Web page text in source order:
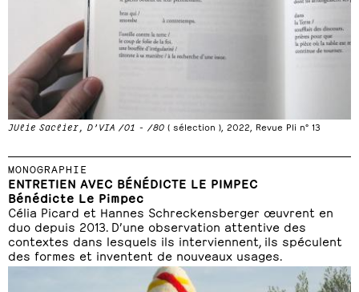
JUlie Saclier, D’VIA /01 - /80 ( sélection ), 2022, Revue Pli n° 13
MONOGRAPHIE
ENTRETIEN AVEC BÉNÉDICTE LE PIMPEC
Bénédicte Le Pimpec
Célia Picard et Hannes Schreckensberger œuvrent en
duo depuis 2013. D’une observation attentive des
contextes dans lesquels ils interviennent, ils spéculent
des formes et inventent de nouveaux usages.